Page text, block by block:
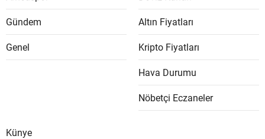
Gündem
Genel
Altın Fiyatları
Kripto Fiyatları
Hava Durumu
Nöbetçi Eczaneler
Künye